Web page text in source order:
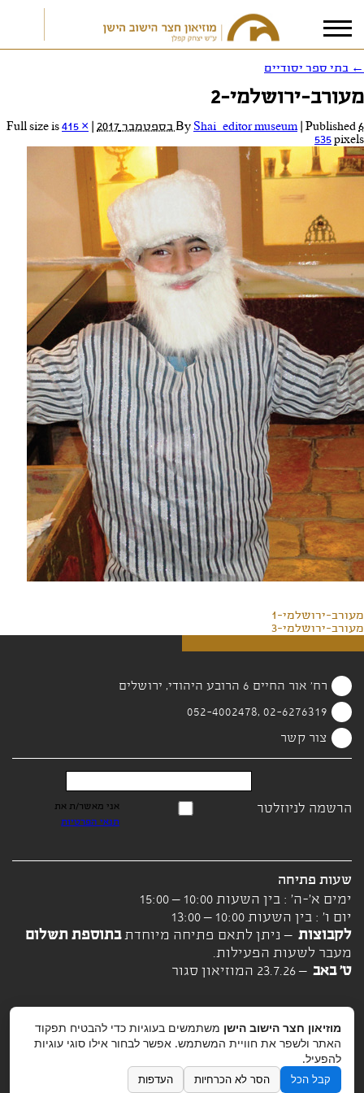
אני מאשר/ת אתתנאי הפרטיות
← בתי ספר יסודיים
מעורב-ירושלמי-2
By Shai_editor museum Published6 בספטמבר 2017
415 ×
535pixels
מעורב-ירושלמי-1
מעורב-ירושלמי-3
רח' אור החיים 6 הרובע היהודי, ירושלים
02-6276319 ,052-4002478
צור קשר
הרשמה לניוזלטר
אני מאשר/ת את
תנאי הפרטיות
שעות פתיחה
ימים א'-ה' : בין השעות 10:00 – 15:00
יום ו' : בין השעות 10:00 – 13:00
לקבוצות – ניתן לתאם פתיחה מיוחדתבתוספת תשלום
מעבר לשעות הפעילות.
ט' באב– 23.7.26 המוזיאון סגור
מוזיאון חצר הישוב הישן משתמשים בעוגיות כדי להבטיח תפקוד
האתר ולשפר את חוויית המשתמש. אפשר לבחור אילו סוגי עוגיות
להפעיל.
קבל הכל הסר לא הכרחיות העדפות